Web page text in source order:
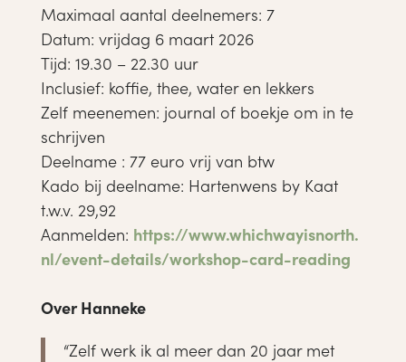
Maximaal aantal deelnemers: 7
Datum: vrijdag 6 maart 2026
Tijd: 19.30 – 22.30 uur
Inclusief: koffie, thee, water en lekkers
Zelf meenemen: journal of boekje om in te
schrijven
Deelname : 77 euro vrij van btw
Kado bij deelname: Hartenwens by Kaat
t.w.v. 29,92
Aanmelden: https://www.whichwayisnorth.
nl/event-details/workshop-card-reading
Over Hanneke
“Zelf werk ik al meer dan 20 jaar met